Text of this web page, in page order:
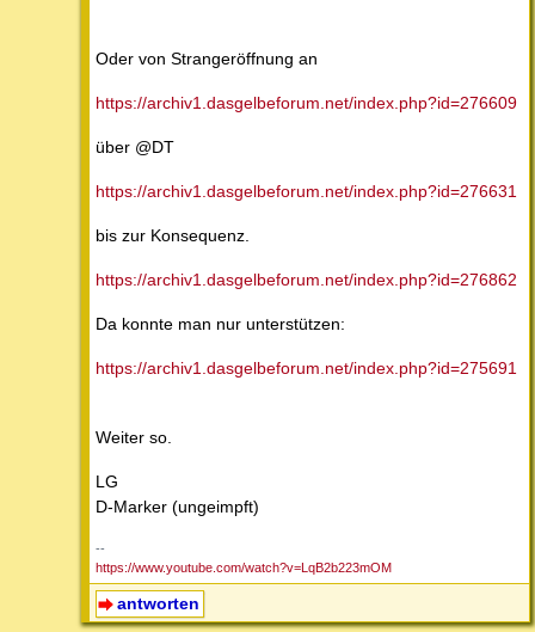
Oder von Strangeröffnung an
https://archiv1.dasgelbeforum.net/index.php?id=276609
über @DT
https://archiv1.dasgelbeforum.net/index.php?id=276631
bis zur Konsequenz.
https://archiv1.dasgelbeforum.net/index.php?id=276862
Da konnte man nur unterstützen:
https://archiv1.dasgelbeforum.net/index.php?id=275691
Weiter so.
LG
D-Marker (ungeimpft)
--
https://www.youtube.com/watch?v=LqB2b223mOM
antworten